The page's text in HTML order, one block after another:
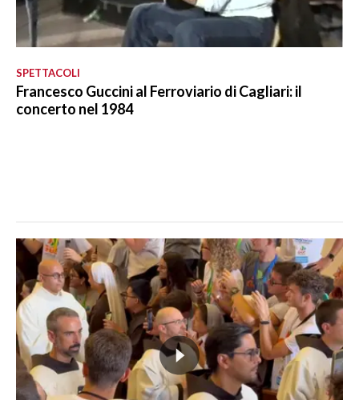
SPETTACOLI
Francesco Guccini al Ferroviario di Cagliari: il
concerto nel 1984